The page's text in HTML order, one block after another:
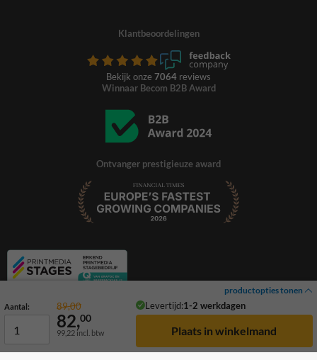
productopties tonen
Aantal: 89,00 Levertijd:1-2 werkdagen
82,00
99,22 incl. btw
Klantbeoordelingen
Bekijk onze 7064 reviews
Winnaar Becom B2B Award
Ontvanger prestigieuze award
© 2026 TrafficSupply. Alle rechten voorbehouden.